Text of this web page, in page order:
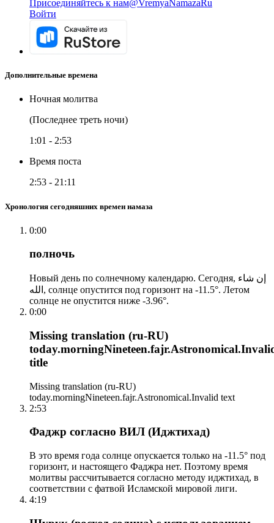
Присоединяйтесь к нам@VremyaNamazaRu
Войти
Дополнительные времена
Ночная молитва
(Последнее треть ночи)
1:01 - 2:53
Время поста
2:53 - 21:11
Хронология сегодняшних времен намаза
0:00
полночь
Новый день по солнечному календарю. Сегодня, إن شاء
الله, солнце опустится под горизонт на -11.5°. Летом
солнце не опустится ниже -3.96°.
0:00
Missing translation (ru-RU)
title
Missing translation (ru-RU)
today.morningNineteen.fajr.Astronomical.Invalid text
2:53
Фаджр согласно ВИЛ (Иджтихад)
В это время года солнце опускается только на -11.5° под
горизонт, и настоящего Фаджра нет. Поэтому время
молитвы рассчитывается согласно методу иджтихад, в
соответствии с фатвой Исламской мировой лиги.
4:19